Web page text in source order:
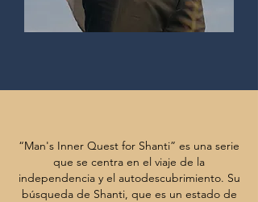
“Man's Inner Quest for Shanti” es una serie
que se centra en el viaje de la
independencia y el autodescubrimiento. Su
búsqueda de Shanti, que es un estado de